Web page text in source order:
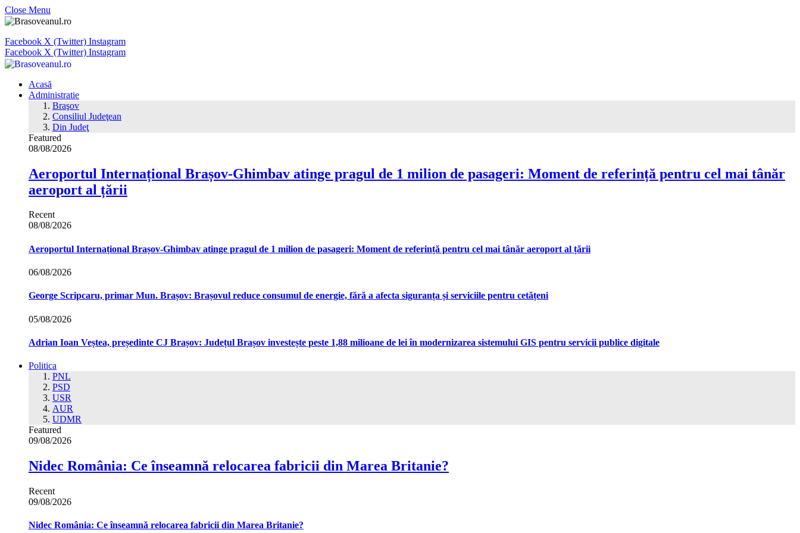
Close Menu
Facebook X (Twitter) Instagram
Facebook X (Twitter) Instagram
Acasă
Administratie
Braşov
Consiliul Judeţean
Din Judeţ
Featured
08/08/2026
Aeroportul Internațional Brașov‑Ghimbav atinge pragul de 1 milion de pasageri: Moment de referință pentru cel mai tânăr
aeroport al țării
Recent
08/08/2026
Aeroportul Internațional Brașov‑Ghimbav atinge pragul de 1 milion de pasageri: Moment de referință pentru cel mai tânăr aeroport al țării
06/08/2026
George Scripcaru, primar Mun. Brașov: Brașovul reduce consumul de energie, fără a afecta siguranța și serviciile pentru cetățeni
05/08/2026
Adrian Ioan Veștea, președinte CJ Brașov: Județul Brașov investește peste 1,88 milioane de lei în modernizarea sistemului GIS pentru servicii publice digitale
Politica
PNL
PSD
USR
AUR
UDMR
Featured
09/08/2026
Nidec România: Ce înseamnă relocarea fabricii din Marea Britanie?
Recent
09/08/2026
Nidec România: Ce înseamnă relocarea fabricii din Marea Britanie?